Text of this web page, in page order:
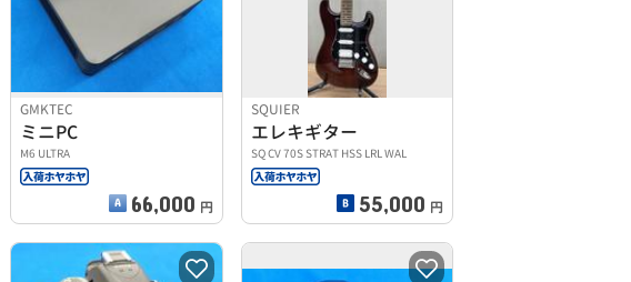
GMKTEC
ミニPC
M6 ULTRA
66,000 円
SQUIER
エレキギター
SQ CV 70S STRAT HSS LRL WAL
55,000 円